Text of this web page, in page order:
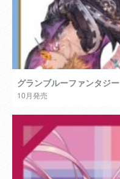
グランブルーファンタジー
10月発売